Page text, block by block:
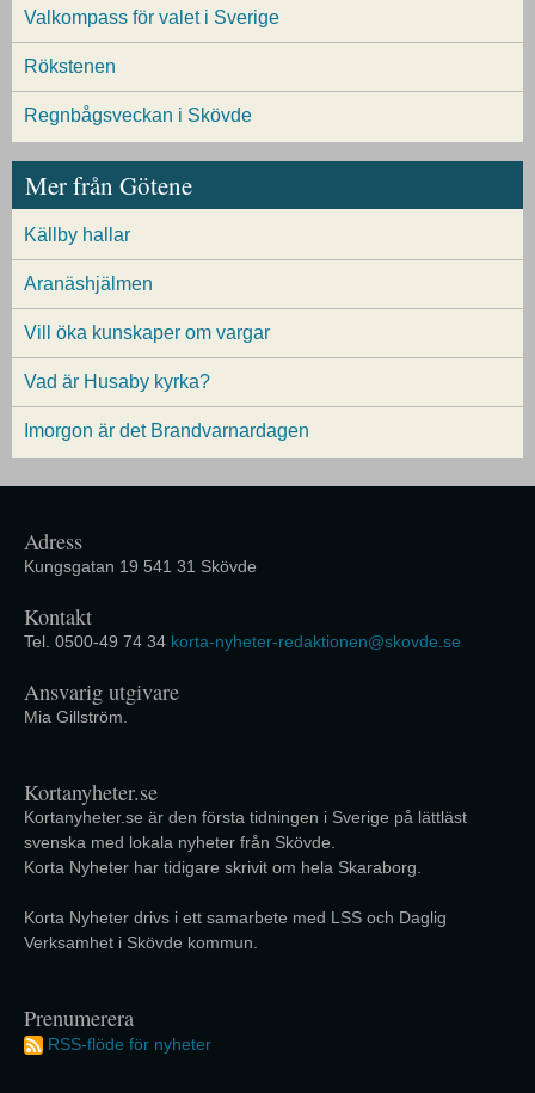
Valkompass för valet i Sverige
Rökstenen
Regnbågsveckan i Skövde
Mer från Götene
Källby hallar
Aranäshjälmen
Vill öka kunskaper om vargar
Vad är Husaby kyrka?
Imorgon är det Brandvarnardagen
Adress
Kungsgatan 19 541 31 Skövde
Kontakt
Tel. 0500-49 74 34 korta-nyheter-redaktionen@skovde.se
Ansvarig utgivare
Mia Gillström.
Kortanyheter.se
Kortanyheter.se är den första tidningen i Sverige på lättläst
svenska med lokala nyheter från Skövde.
Korta Nyheter har tidigare skrivit om hela Skaraborg.
Korta Nyheter drivs i ett samarbete med LSS och Daglig
Verksamhet i Skövde kommun.
Prenumerera
RSS-flöde för nyheter